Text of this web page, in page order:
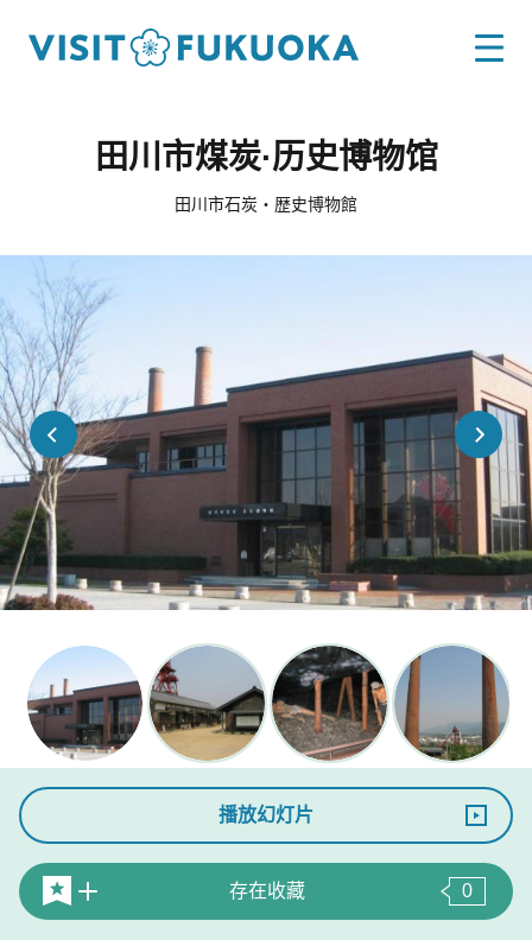
田川市煤炭·历史博物馆
田川市石炭・歴史博物館
播放幻灯片
存在收藏 0